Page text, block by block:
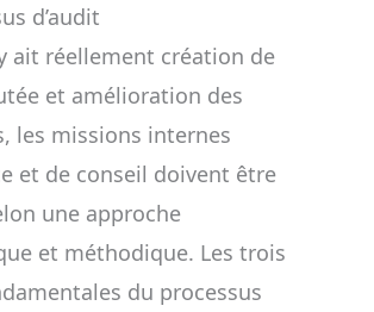
d’audit
ait réellement création de
et amélioration des
les missions internes
et de conseil doivent être
une approche
et méthodique. Les trois
du processus